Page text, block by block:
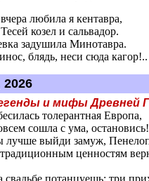
любила я кентавра,
козел и сальвадор.
задушила Минотавра.
блядь, неси сюда кагор!..
2026
и мифы Древней
толерантная Европа,
сошла с ума,
лучше выйди замуж,
ценностям
свадьбе потанцуешь: три